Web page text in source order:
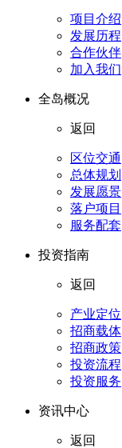
项目介绍
发展历程
合作伙伴
加入我们
全岛概况
返回
区位交通
总体规划
发展愿景
落户项目
服务配套
投资指南
返回
产业定位
招商载体
招商政策
投资流程
投资服务
资讯中心
返回